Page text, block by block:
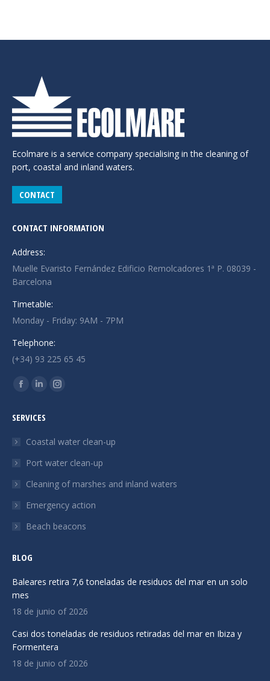
Ecolmare is a service company specialising in the cleaning of
port, coastal and inland waters.
CONTACT
CONTACT INFORMATION
Address:
Muelle Evaristo Fernández Edificio Remolcadores 1ª P. 08039 -
Barcelona
Timetable:
Monday - Friday: 9AM - 7PM
Telephone:
(+34) 93 225 65 45
Find us on:
Facebook
opens
in
window
Linkedin
opens
in
window
Instagram
in
window
SERVICES
Coastal water clean-up
Port water clean-up
Cleaning of marshes and inland waters
Emergency action
Beach beacons
BLOG
Baleares retira 7,6 toneladas de residuos del mar en un solo
mes
18 de junio of 2026
Casi dos toneladas de residuos retiradas del mar en Ibiza y
Formentera
18 de junio of 2026